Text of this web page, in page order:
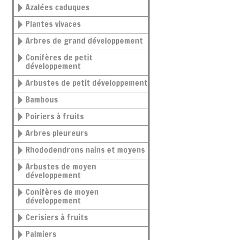
Azalées caduques
Plantes vivaces
Arbres de grand développement
Conifères de petit
développement
Arbustes de petit développement
Bambous
Poiriers à fruits
Arbres pleureurs
Rhododendrons nains et moyens
Arbustes de moyen
développement
Conifères de moyen
développement
Cerisiers à fruits
Palmiers